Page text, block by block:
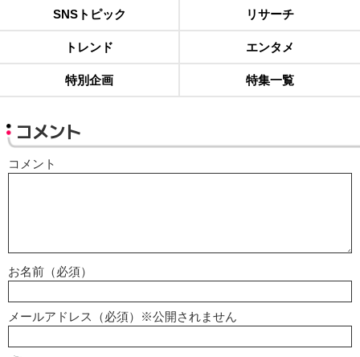
SNSトピック リサーチ
トレンド エンタメ
特別企画 特集一覧
コメント
コメント
お名前（必須）
メールアドレス（必須）※公開されません